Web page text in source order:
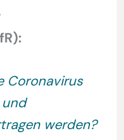
Coronavirus
werden?